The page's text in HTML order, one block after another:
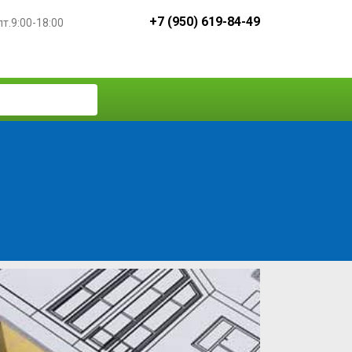
18:00 +7 (950) 619-84-49